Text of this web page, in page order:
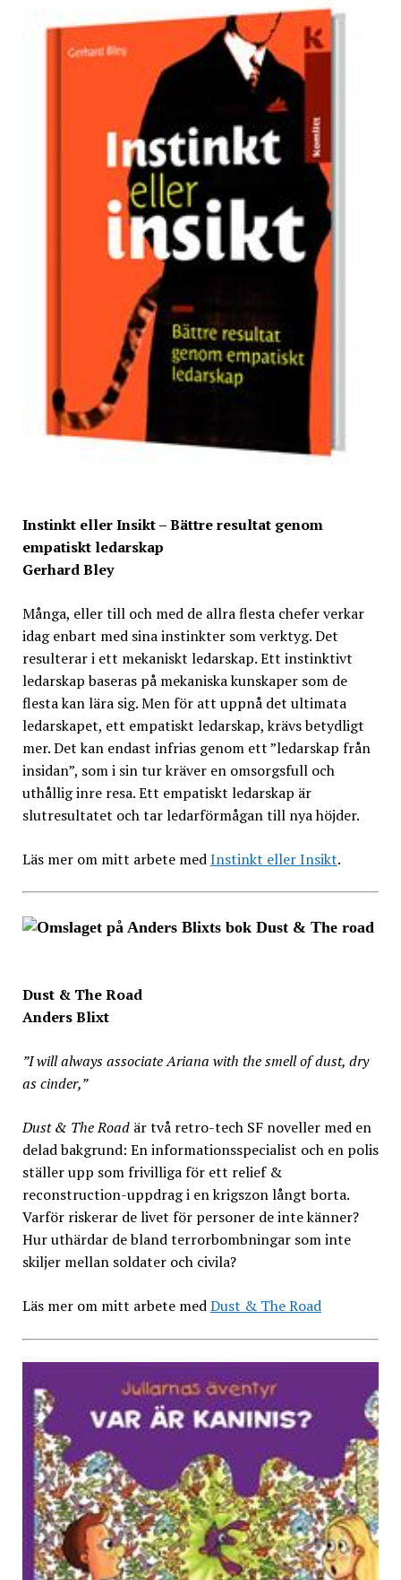
Instinkt eller Insikt – Bättre resultat genom
empatiskt ledarskap
Gerhard Bley
Många, eller till och med de allra flesta chefer verkar
idag enbart med sina instinkter som verktyg. Det
resulterar i ett mekaniskt ledarskap. Ett instinktivt
ledarskap baseras på mekaniska kunskaper som de
flesta kan lära sig. Men för att uppnå det ultimata
ledarskapet, ett empatiskt ledarskap, krävs betydligt
mer. Det kan endast infrias genom ett ”ledarskap från
insidan”, som i sin tur kräver en omsorgsfull och
uthållig inre resa. Ett empatiskt ledarskap är
slutresultatet och tar ledarförmågan till nya höjder.
Läs mer om mitt arbete medInstinkt eller Insikt.
Dust & The Road
Anders Blixt
”I will always associate Ariana with the smell of dust, dry
as cinder,”
Dust & The Roadär två retro-tech SF noveller med en
delad bakgrund: En informationsspecialist och en polis
ställer upp som frivilliga för ett relief &
reconstruction-uppdrag i en krigszon långt borta.
Varför riskerar de livet för personer de inte känner?
Hur uthärdar de bland terrorbombningar som inte
skiljer mellan soldater och civila?
Läs mer om mitt arbete medDust & The Road